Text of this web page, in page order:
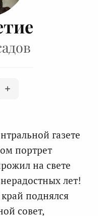
газете
портрет
на свете
лет!
поднялся
совет,